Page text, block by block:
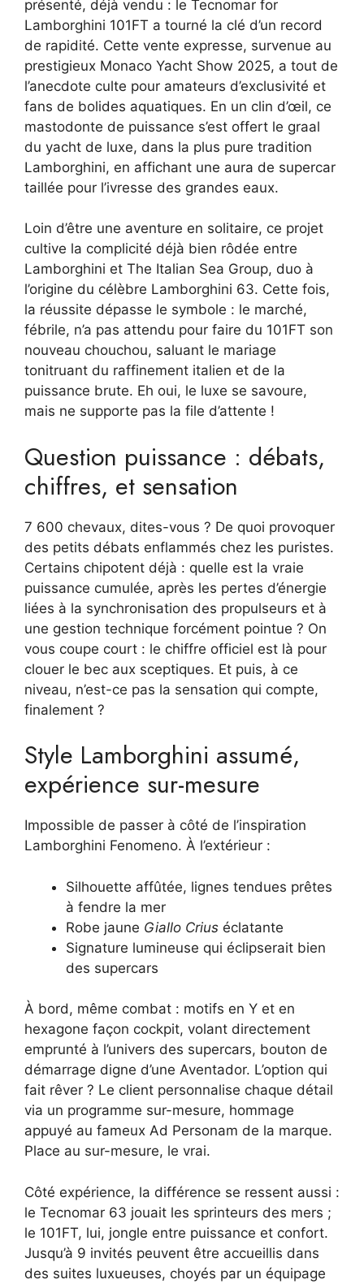
présenté, déjà vendu : le Tecnomar for
Lamborghini 101FT a tourné la clé d’un record
de rapidité. Cette vente expresse, survenue au
prestigieux Monaco Yacht Show 2025, a tout de
l’anecdote culte pour amateurs d’exclusivité et
fans de bolides aquatiques. En un clin d’œil, ce
mastodonte de puissance s’est offert le graal
du yacht de luxe, dans la plus pure tradition
Lamborghini, en affichant une aura de supercar
taillée pour l’ivresse des grandes eaux.
Loin d’être une aventure en solitaire, ce projet
cultive la complicité déjà bien rôdée entre
Lamborghini et The Italian Sea Group, duo à
l’origine du célèbre Lamborghini 63. Cette fois,
la réussite dépasse le symbole : le marché,
fébrile, n’a pas attendu pour faire du 101FT son
nouveau chouchou, saluant le mariage
tonitruant du raffinement italien et de la
puissance brute. Eh oui, le luxe se savoure,
mais ne supporte pas la file d’attente !
Question puissance : débats,
chiffres, et sensation
7 600 chevaux, dites-vous ? De quoi provoquer
des petits débats enflammés chez les puristes.
Certains chipotent déjà : quelle est la vraie
puissance cumulée, après les pertes d’énergie
liées à la synchronisation des propulseurs et à
une gestion technique forcément pointue ? On
vous coupe court : le chiffre officiel est là pour
clouer le bec aux sceptiques. Et puis, à ce
niveau, n’est-ce pas la sensation qui compte,
finalement ?
Style Lamborghini assumé,
expérience sur-mesure
Impossible de passer à côté de l’inspiration
Lamborghini Fenomeno. À l’extérieur :
Silhouette affûtée, lignes tendues prêtes
à fendre la mer
Robe jaune Giallo Crius éclatante
Signature lumineuse qui éclipserait bien
des supercars
À bord, même combat : motifs en Y et en
hexagone façon cockpit, volant directement
emprunté à l’univers des supercars, bouton de
démarrage digne d’une Aventador. L’option qui
fait rêver ? Le client personnalise chaque détail
via un programme sur-mesure, hommage
appuyé au fameux Ad Personam de la marque.
Place au sur-mesure, le vrai.
Côté expérience, la différence se ressent aussi :
le Tecnomar 63 jouait les sprinteurs des mers ;
le 101FT, lui, jongle entre puissance et confort.
Jusqu’à 9 invités peuvent être accueillis dans
des suites luxueuses, choyés par un équipage